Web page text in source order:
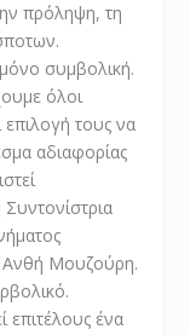
πρόληψη, τη
συμβολική.
όλοι
επιλογή τους να
αδιαφορίας
Ανθή Μουζούρη.
επιτέλους ένα